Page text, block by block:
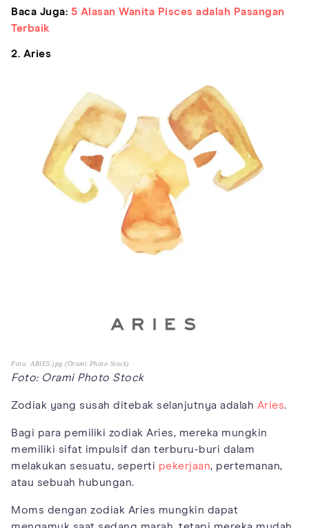
Baca Juga: 5 Alasan Wanita Pisces adalah Pasangan
Terbaik
2. Aries
Foto: ARIES.jpg (Orami Photo Stock)
Foto: Orami Photo Stock
Zodiak yang susah ditebak selanjutnya adalah Aries.
Bagi para pemiliki zodiak Aries, mereka mungkin
memiliki sifat impulsif dan terburu-buri dalam
melakukan sesuatu, seperti pekerjaan, pertemanan,
atau sebuah hubungan.
Moms dengan zodiak Aries mungkin dapat